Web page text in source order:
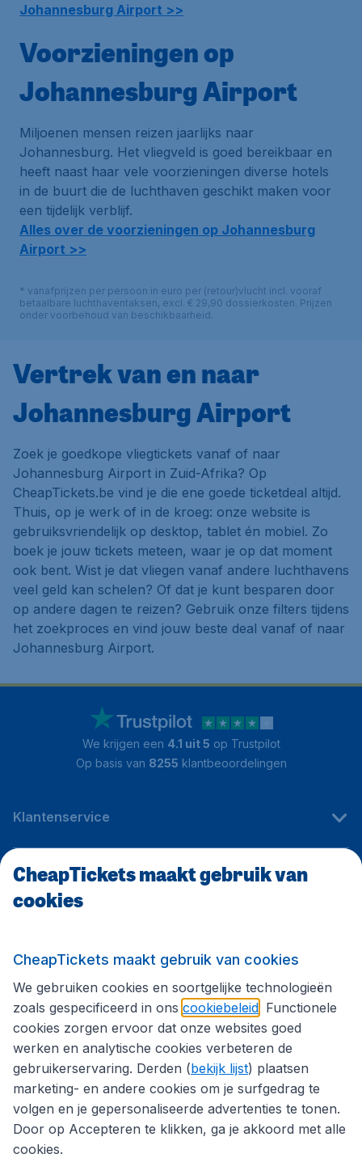
Johannesburg Airport >>
Voorzieningen op
Johannesburg Airport
Miljoenen mensen reizen jaarlijks naar
Johannesburg. Het vliegveld is goed bereikbaar en
heeft naast haar vele voorzieningen diverse hotels
in de buurt die de luchthaven geschikt maken voor
een tijdelijk verblijf.
Alles over de voorzieningen op Johannesburg
Airport >>
* vanafprijzen per persoon in euro per (retour)vlucht incl. vooraf
betaalbare luchthaventaksen, excl. € 29,90 dossierkosten. Prijzen
onder voorbehoud van beschikbaarheid.
Vertrek van en naar
Johannesburg Airport
Zoek je goedkope vliegtickets vanaf of naar
Johannesburg Airport in Zuid-Afrika? Op
CheapTickets.be vind je die ene goede ticketdeal altijd.
Thuis, op je werk of in de kroeg: onze website is
gebruiksvriendelijk op desktop, tablet én mobiel. Zo
boek je jouw tickets meteen, waar je op dat moment
ook bent. Wist je dat vliegen vanaf andere luchthavens
veel geld kan schelen? Of dat je kunt besparen door
op andere dagen te reizen? Gebruik onze filters tijdens
het zoekproces en vind jouw beste deal vanaf of naar
Johannesburg Airport.
We krijgen een 4.1 uit 5 op Trustpilot
Op basis van 8255 klantbeoordelingen
Klantenservice
CheapTickets.be
Volg CheapTickets.be
CheapTickets maakt gebruik van
cookies
CheapTickets maakt gebruik van cookies
We gebruiken cookies en soortgelijke technologieën
zoals gespecificeerd in ons cookiebeleid . Functionele
cookies zorgen ervoor dat onze websites goed
werken en analytische cookies verbeteren de
gebruikerservaring. Derden (bekijk lijst) plaatsen
marketing- en andere cookies om je surfgedrag te
volgen en je gepersonaliseerde advertenties te tonen.
Door op Accepteren te klikken, ga je akkoord met alle
cookies.